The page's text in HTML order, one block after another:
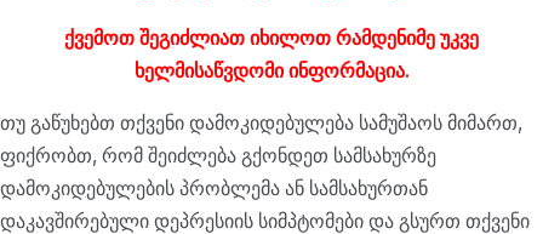
ქვემოთ შეგიძლიათ იხილოთ რამდენიმე უკვე
ხელმისაწვდომი ინფორმაცია.
თუ გაწუხებთ თქვენი დამოკიდებულება სამუშაოს მიმართ,
ფიქრობთ, რომ შეიძლება გქონდეთ სამსახურზე
დამოკიდებულების პრობლემა ან სამსახურთან
დაკავშირებული დეპრესიის სიმპტომები და გსურთ თქვენი